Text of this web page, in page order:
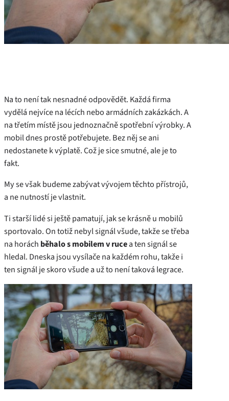
Na to není tak nesnadné odpovědět. Každá firma
vydělá nejvíce na lécích nebo armádních zakázkách. A
na třetím místě jsou jednoznačně spotřební výrobky. A
mobil dnes prostě potřebujete. Bez něj se ani
nedostanete k výplatě. Což je sice smutné, ale je to
fakt.
My se však budeme zabývat vývojem těchto přístrojů,
a ne nutností je vlastnit.
Ti starší lidé si ještě pamatují, jak se krásně u mobilů
sportovalo. On totiž nebyl signál všude, takže se třeba
na horách běhalo s mobilem v rucea ten signál se
hledal. Dneska jsou vysílače na každém rohu, takže i
ten signál je skoro všude a už to není taková legrace.